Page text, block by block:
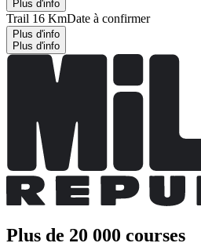
Plus d'info
Trail 16 KmDate à confirmer
Plus d'info
Plus d'info
Plus de 20 000 courses